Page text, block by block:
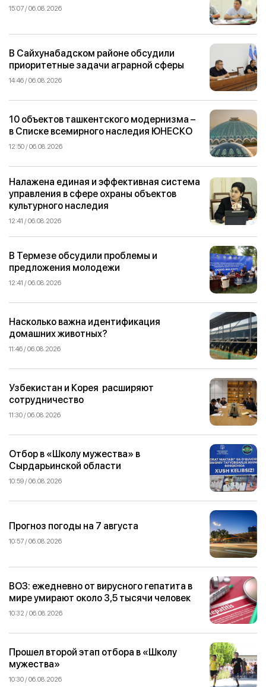
15:07 / 06.08.2026
В Сайхунабадском районе обсудили
приоритетные задачи аграрной сферы
14:46 / 06.08.2026
10 объектов ташкентского модернизма –
в Списке всемирного наследия ЮНЕСКО
12:50 / 06.08.2026
Налажена единая и эффективная система
управления в сфере охраны объектов
культурного наследия
12:41 / 06.08.2026
В Термезе обсудили проблемы и
предложения молодежи
12:41 / 06.08.2026
Насколько важна идентификация
домашних животных?
11:46 / 06.08.2026
Узбекистан и Корея расширяют
сотрудничество
11:30 / 06.08.2026
Отбор в «Школу мужества» в
Сырдарьинской области
10:59 / 06.08.2026
Прогноз погоды на 7 августа
10:57 / 06.08.2026
ВОЗ: ежедневно от вирусного гепатита в
мире умирают около 3,5 тысячи человек
10:32 / 06.08.2026
Прошел второй этап отбора в «Школу
мужества»
10:30 / 06.08.2026